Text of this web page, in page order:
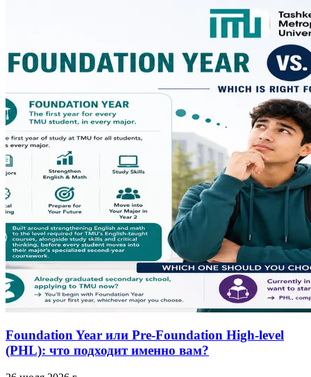
Foundation Year или Pre-Foundation High-level
(PHL): что подходит именно вам?